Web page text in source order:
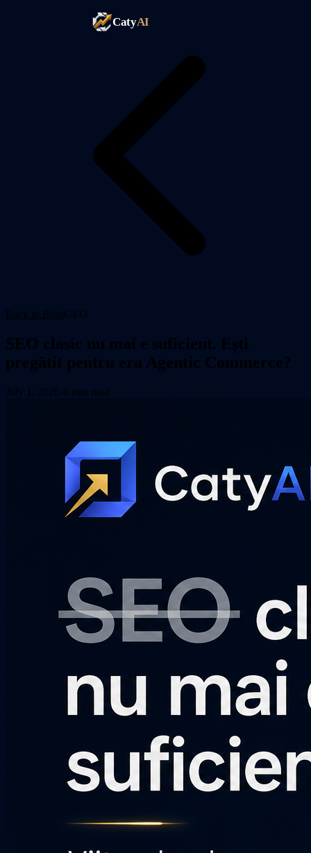
CatyAI
Back to BlogGEO
SEO clasic nu mai e suficient. Ești
pregătit pentru era Agentic Commerce?
July 1, 2026-6 min read